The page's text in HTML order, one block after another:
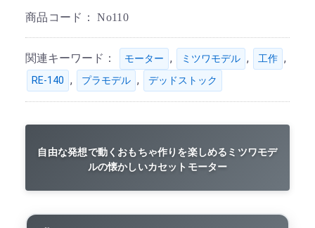
商品コード：No110
関連キーワード： モーター , ミツワモデル , 工作 ,
RE-140 , プラモデル , デッドストック
自由な発想で動くおもちゃ作りを楽しめるミツワモデ
ルの懐かしいカセットモーター